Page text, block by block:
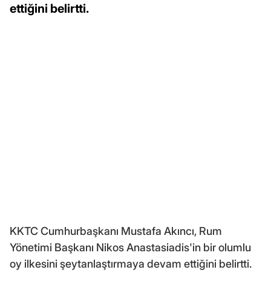
ettiğini belirtti.
KKTC Cumhurbaşkanı Mustafa Akıncı, Rum
Yönetimi Başkanı Nikos Anastasiadis'in bir olumlu
oy ilkesini şeytanlaştırmaya devam ettiğini belirtti.